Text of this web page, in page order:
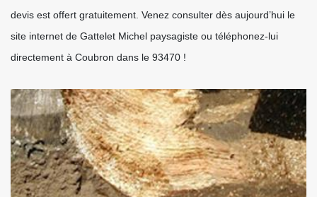
devis est offert gratuitement. Venez consulter dès aujourd’hui le
site internet de Gattelet Michel paysagiste ou téléphonez-lui
directement à Coubron dans le 93470 !